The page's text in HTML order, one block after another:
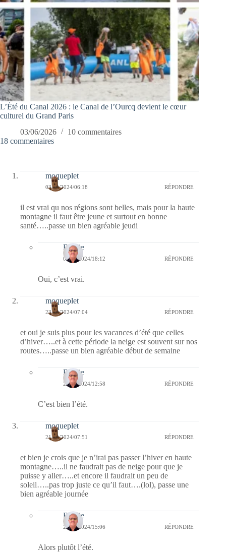
L’Été du Canal 2026 : le Canal de l’Ourcq devient le cœur
culturel du Grand Paris
03/06/2026
10 commentaires
18 commentaires
moqueplet
03/10/2024/06:18 RÉPONDRE
il est vrai qu nos régions sont belles, mais pour la haute
montagne il faut être jeune et surtout en bonne
santé…..passe un bien agréable jeudi
Bernie
03/10/2024/18:12 RÉPONDRE
Oui, c’est vrai.
moqueplet
23/09/2024/07:04 RÉPONDRE
et oui je suis plus pour les vacances d’été que celles
d’hiver…..et à cette période la neige est souvent sur nos
routes…..passe un bien agréable début de semaine
Bernie
23/09/2024/12:58 RÉPONDRE
C’est bien l’été.
moqueplet
21/09/2024/07:51 RÉPONDRE
et bien je crois que je n’irai pas passer l’hiver en haute
montagne…..il ne faudrait pas de neige pour que je
puisse y aller…..et encore il faudrait un peu de
soleil…..pas trop juste ce qu’il faut….(lol), passe une
bien agréable journée
Bernie
21/09/2024/15:06 RÉPONDRE
Alors plutôt l’été.